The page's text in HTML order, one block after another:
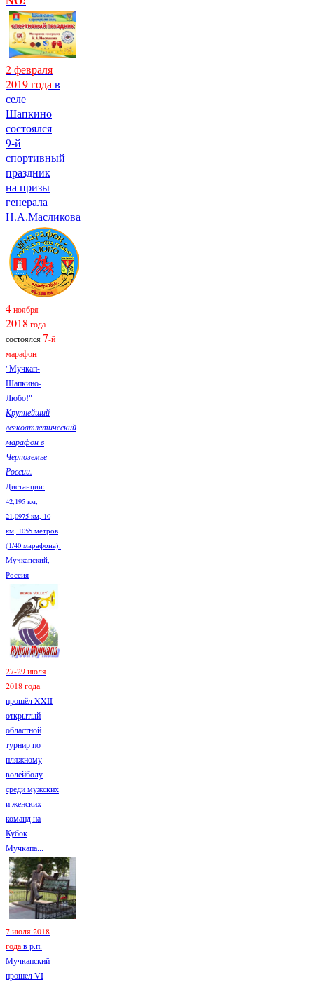
2 февраля
2019 года в
селе
Шапкино
состоялся
9-й
спортивный
праздник
на призы
генерала
Н.А.Масликова
4ноября
2018 года
состоялся7-й
марафон
"Мучкап-
Шапкино-
Любо!"
Крупнейший
легкоатлетический
марафон в
Черноземье
России.
Дистанции:
42,195 км,
21,0975 км, 10
км, 1055 метров
(1/40 марафона).
Мучкапский,
Россия
27-29 июля
2018 года
прошёл XXII
открытый
областной
турнир по
пляжному
волейболу
среди мужских
и женских
команд на
Кубок
Мучкапа...
7 июля 2018
годав р.п.
Мучкапский
прошел VI